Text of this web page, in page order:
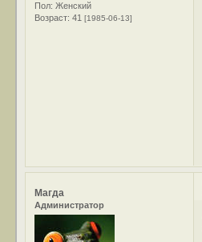
Пол: Женский
Возраст: 41[1985-06-13]
Магда
Администратор